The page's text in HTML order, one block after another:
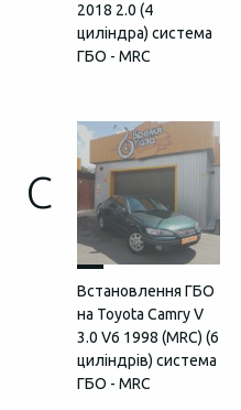
2018 2.0 (4
циліндра) система
ГБО - MRC
C
Встановлення ГБО
на Toyota Camry V
3.0 V6 1998 (MRC) (6
циліндрів) система
ГБО - MRC